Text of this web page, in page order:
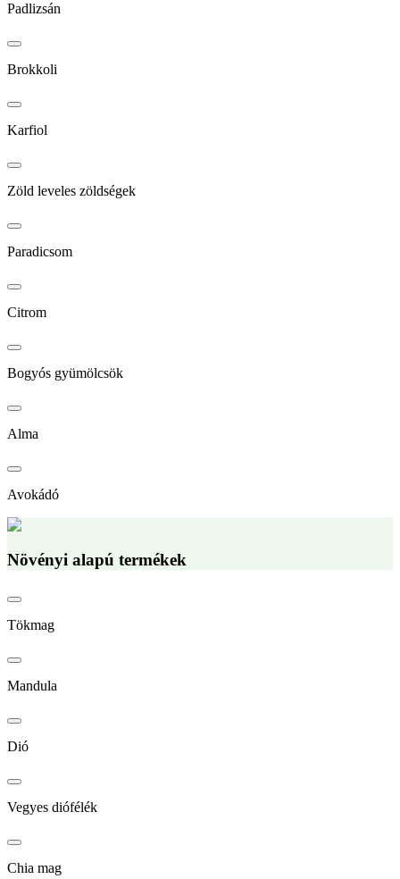
Padlizsán
Brokkoli
Karfiol
Zöld leveles zöldségek
Paradicsom
Citrom
Bogyós gyümölcsök
Alma
Avokádó
Növényi alapú termékek
Tökmag
Mandula
Dió
Vegyes diófélék
Chia mag